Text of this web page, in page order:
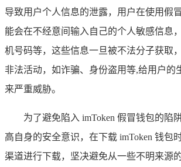
导致用户个人信息的泄露，用户在使用假
能会在不经意间输入自己的个人敏感信息
机号码等，这些信息一旦被不法分子获取
非法活动，如诈骗、身份盗用等,给用户的
来严重威胁。
为了避免陷入 imToken 假冒钱包的陷
高自身的安全意识，在下载 imToken 钱包
渠道进行下载，坚决避免从一些不明来源